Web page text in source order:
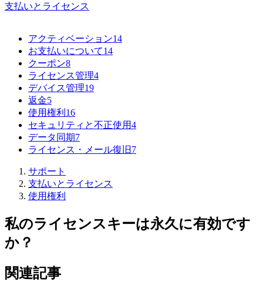
支払いとライセンス
アクティベーション14
お支払いについて14
クーポン8
ライセンス管理4
デバイス管理19
返金5
使用権利 16
セキュリティと不正使用4
データ同期7
ライセンス・メール復旧 7
サポート
支払いとライセンス
使用権利
私のライセンスキーは永久に有効です
か？
関連記事